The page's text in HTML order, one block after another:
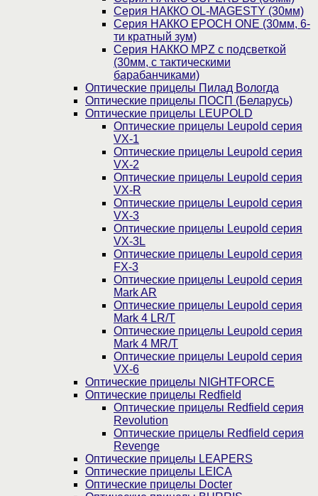
Серия НАККО OL-MAGESTY (30мм)
Серия НАККО EPOCH ONE (30мм, 6-
ти кратный зум)
Серия НАККО MPZ с подсветкой
(30мм, c тактическими
барабанчиками)
Оптические прицелы Пилад Вологда
Оптические прицелы ПОСП (Беларусь)
Оптические прицелы LEUPOLD
Оптические прицелы Leupold серия
VX-1
Оптические прицелы Leupold серия
VX-2
Оптические прицелы Leupold серия
VX-R
Оптические прицелы Leupold серия
VX-3
Оптические прицелы Leupold серия
VX-3L
Оптические прицелы Leupold серия
FX-3
Оптические прицелы Leupold серия
Mark AR
Оптические прицелы Leupold серия
Mark 4 LR/T
Оптические прицелы Leupold серия
Mark 4 MR/T
Оптические прицелы Leupold серия
VX-6
Оптические прицелы NIGHTFORCE
Оптические прицелы Redfield
Оптические прицелы Redfield серия
Revolution
Оптические прицелы Redfield серия
Revenge
Оптические прицелы LEAPERS
Оптические прицелы LEICA
Оптические прицелы Docter